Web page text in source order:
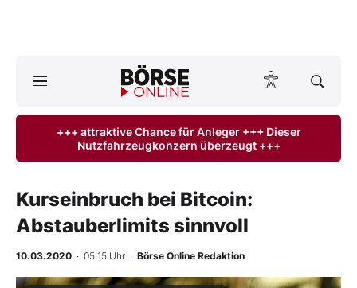
ktuelle Ausgabe BÖRSE ONLINE lesen
Anlageprodukte
Finanz-Check
+++ attraktive Chance für Anleger +++ Dieser
Nutzfahrzeugkonzern überzeugt +++
Kurseinbruch bei Bitcoin:
Abstauberlimits sinnvoll
10.03.2020 · 05:15 Uhr · Börse Online Redaktion